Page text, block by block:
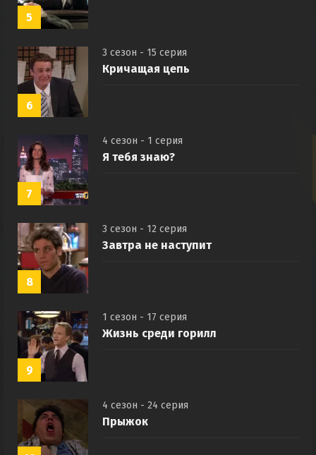
5
6
3 сезон - 15 серия
Кричащая цепь
7
4 сезон - 1 серия
Я тебя знаю?
8
3 сезон - 12 серия
Завтра не наступит
9
1 сезон - 17 серия
Жизнь среди горилл
4 сезон - 24 серия
Прыжок